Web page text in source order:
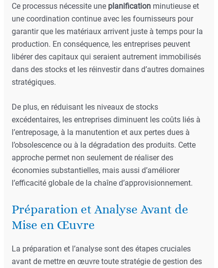
Ce processus nécessite une planificationminutieuse et
une coordination continue avec les fournisseurs pour
garantir que les matériaux arrivent juste à temps pour la
production. En conséquence, les entreprises peuvent
libérer des capitaux qui seraient autrement immobilisés
dans des stocks et les réinvestir dans d’autres domaines
stratégiques.
De plus, en réduisant les niveaux de stocks
excédentaires, les entreprises diminuent les coûts liés à
l’entreposage, à la manutention et aux pertes dues à
l’obsolescence ou à la dégradation des produits. Cette
approche permet non seulement de réaliser des
économies substantielles, mais aussi d’améliorer
l’efficacité globale de la chaîne d’approvisionnement.
Préparation et Analyse Avant de
Mise en Œuvre
La préparation et l’analyse sont des étapes cruciales
avant de mettre en œuvre toute stratégie de gestion des